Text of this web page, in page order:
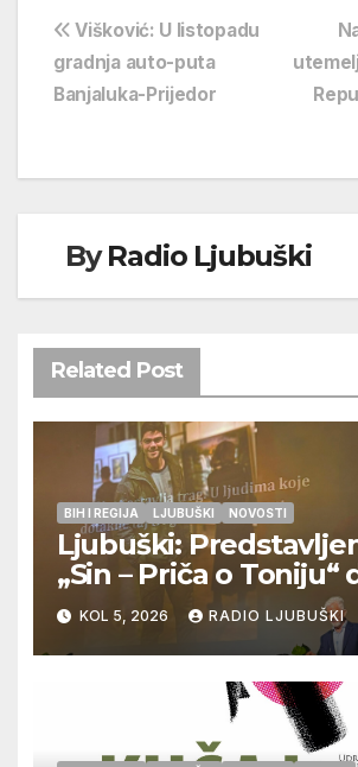
Navigacija
objava
Višković: U listopadu
gradnja auto-puta
Banjaluka-Prijedor
ByRadio Ljubuški
Related Post
BIH I REGIJA LJUBUŠKI NOVOSTI
Ljubuški:
„Sin – Priča o Toniju“
Zdenka Hercega
KOL 5, 2026 RADIO LJUBUŠKI